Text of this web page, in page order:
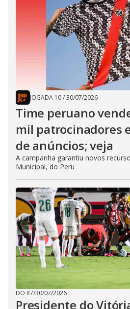
JOGADA 10/30/07/2026
Time peruano
mil patrocinadores e
de anúncios; veja
A campanha garantiu novos
Municipal, do Peru
DO R7/30/07/2026
Presidente do